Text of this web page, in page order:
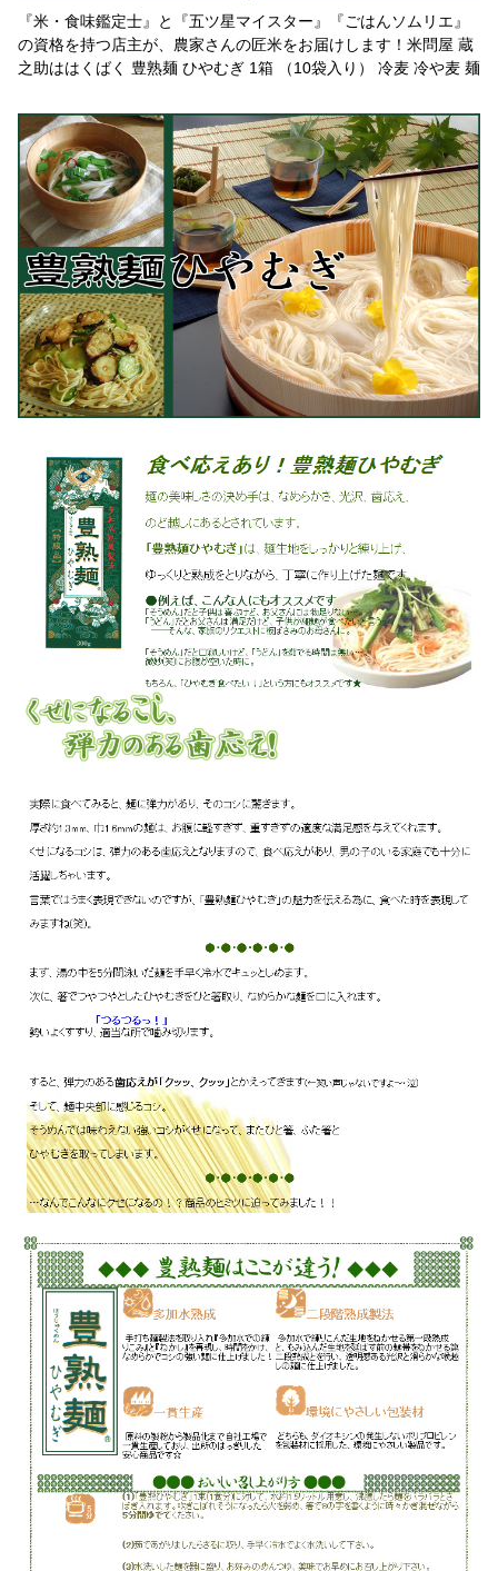
『米・食味鑑定士』と『五ツ星マイスター』『ごはんソムリエ』
の資格を持つ店主が、農家さんの匠米をお届けします！米問屋 蔵
之助ははくばく 豊熟麺 ひやむぎ 1箱 （10袋入り） 冷麦 冷や麦 麺